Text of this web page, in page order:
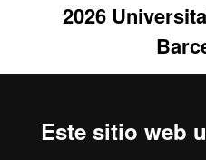
Este sitio web
2026